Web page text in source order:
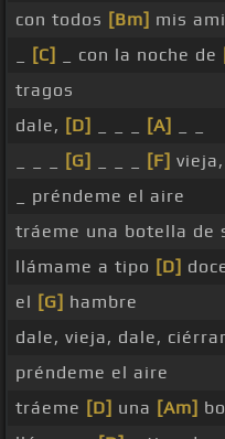
con todos [Bm] mis
[C] _ con la noche de
tragos
dale, [D] [A]
[G] [F]
_ préndeme el aire
tráeme una botella de
llámame a tipo [D]
el [G] hambre
dale, vieja, dale,
préndeme el aire
tráeme [D] una [Am]